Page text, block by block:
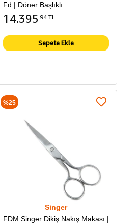
Fd | Döner Başlıklı
14.395 94 TL
Sepete Ekle
Singer
FDM Singer Dikiş Nakış Makası |
%25